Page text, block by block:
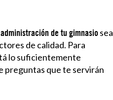
administración de tu gimnasiosea
de calidad. Para
lo suficientemente
preguntas que te servirán